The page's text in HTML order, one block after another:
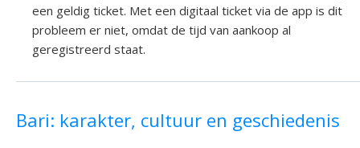
een geldig ticket. Met een digitaal ticket via de app is dit
probleem er niet, omdat de tijd van aankoop al
geregistreerd staat.
Bari: karakter, cultuur en geschiedenis